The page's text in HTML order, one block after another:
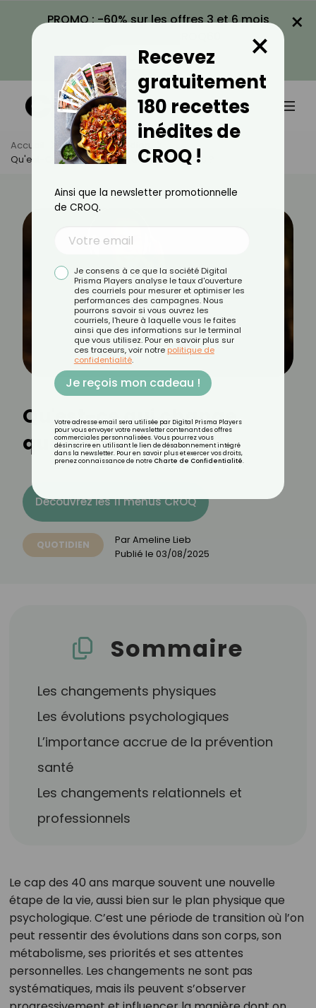
PROMO : -60% sur les offres 3 et 6 mois
VOIR LA PROMO
×
Accueil Actus
Quotidien
Qu'est-Ce Qui Change Quand On A 40 Ans ?
Qu'est-ce qui change
quand on a 40 ans ?
Découvrez les 11 menus CROQ
QUOTIDIEN ParAmeline Lieb
Publié le 03/08/2025
Sommaire
Les changements physiques
Les évolutions psychologiques
L’importance accrue de la prévention
santé
Les changements relationnels et
professionnels
Le cap des 40 ans marque souvent une nouvelle
étape de la vie, aussi bien sur le plan physique que
psychologique. C’est une période de transition où l’on
peut ressentir des évolutions dans son corps, son
métabolisme, ses priorités et ses attentes
personnelles. Les changements ne sont pas
systématiques, mais ils peuvent s’observer
Recevez
gratuitement
180 recettes
inédites de
CROQ !
×
Ainsi que la newsletter promotionnelle
de CROQ.
Je consens à ce que la société Digital
Prisma Players analyse le taux d'ouverture
des courriels pour mesurer et optimiser les
performances des campagnes. Nous
pourrons savoir si vous ouvrez les
courriels, l'heure à laquelle vous le faites
ainsi que des informations sur le terminal
que vous utilisez. Pour en savoir plus sur
ces traceurs, voir notre politique de
confidentialité.
Je reçois mon cadeau !
Votre adresse email sera utilisée par Digital Prisma Players
pour vous envoyer votre newsletter contenant des offres
commerciales personnalisées. Vous pourrez vous
désinscrire en utilisant le lien de désabonnement intégré
dans la newsletter. Pour en savoir plus et exercer vos droits,
prenez connaissance de notre Charte de Confidentialité.